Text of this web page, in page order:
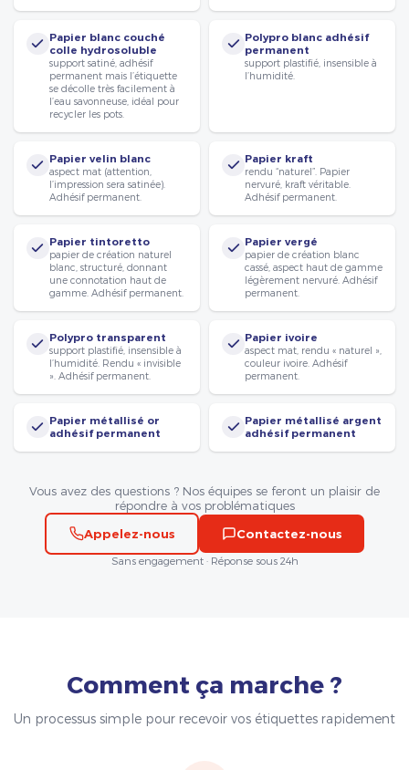
Papier blanc couché
colle hydrosoluble
support satiné, adhésif
permanent mais l’étiquette
se décolle très facilement à
l’eau savonneuse, idéal pour
recycler les pots.
Polypro blanc adhésif
permanent
support plastifié, insensible à
l’humidité.
Papier velin blanc
aspect mat (attention,
l’impression sera satinée).
Adhésif permanent.
Papier kraft
rendu “naturel”. Papier
nervuré, kraft véritable.
Adhésif permanent.
Papier tintoretto
papier de création naturel
blanc, structuré, donnant
une connotation haut de
gamme. Adhésif permanent.
Papier vergé
papier de création blanc
cassé, aspect haut de gamme
légèrement nervuré. Adhésif
permanent.
Polypro transparent
support plastifié, insensible à
l’humidité. Rendu « invisible
». Adhésif permanent.
Papier ivoire
aspect mat, rendu « naturel »,
couleur ivoire. Adhésif
permanent.
Papier métallisé or
adhésif permanent
Papier métallisé argent
adhésif permanent
Vous avez des questions ? Nos équipes se feront un plaisir de
répondre à vos problématiques
Appelez-nous
Contactez-nous
Sans engagement · Réponse sous 24h
Comment ça marche ?
Un processus simple pour recevoir vos étiquettes rapidement